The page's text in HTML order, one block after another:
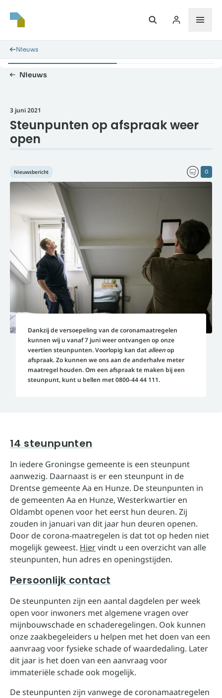
Nieuws
Nieuws
3 juni 2021
Steunpunten op afspraak weer
open
0
Nieuwsbericht
Dankzij de versoepeling van de coronamaatregelen
kunnen wij u vanaf 7 juni weer ontvangen op onze
veertien steunpunten. Voorlopig kan dat alleenop
afspraak. Zo kunnen we ons aan de anderhalve meter
maatregel houden. Om een afspraak te maken bij een
steunpunt, kunt u bellen met 0800-44 44 111.
14 steunpunten
In iedere Groningse gemeente is een steunpunt
aanwezig. Daarnaast is er een steunpunt in de
Drentse gemeente Aa en Hunze. De steunpunten in
de gemeenten Aa en Hunze, Westerkwartier en
Oldambt openen voor het eerst hun deuren. Zij
zouden in januari van dit jaar hun deuren openen.
Door de corona-maatregelen is dat tot op heden niet
mogelijk geweest. Hiervindt u een overzicht van alle
steunpunten, hun adres en openingstijden.
Persoonlijk contact
De steunpunten zijn een aantal dagdelen per week
open voor inwoners met algemene vragen over
mijnbouwschade en schaderegelingen. Ook kunnen
onze zaakbegeleiders u helpen met het doen van een
aanvraag voor fysieke schade of waardedaling. Later
dit jaar is het doen van een aanvraag voor
immateriële schade ook mogelijk.
De steunpunten zijn vanwege de coronamaatregelen